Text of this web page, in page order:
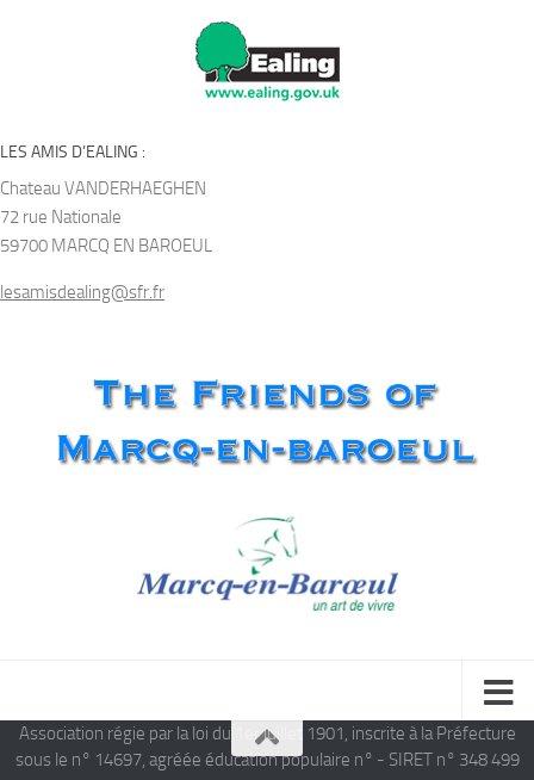
LES AMIS D’EALING :
Chateau VANDERHAEGHEN
72 rue Nationale
59700 MARCQ EN BAROEUL
lesamisdealing@sfr.fr
Association régie par la loi du 1er juillet 1901, inscrite à la Préfecture
sous le n° 14697, agréée éducation populaire n° - SIRET n° 348 499